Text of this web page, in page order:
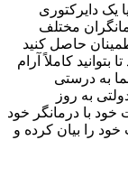
دایرکتوری
مختلف
حاصل کنید
کاملاً آرام
به درستی
به روز
با درمانگر خود
خود را بیان کرده و